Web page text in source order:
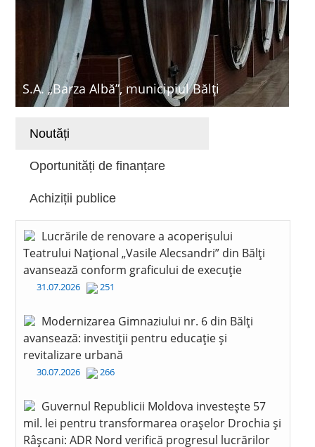
S.A. „Barza Albă”, municipiul Bălți
Noutăți
Oportunități de finanțare
Achiziții publice
Lucrările de renovare a acoperișului
Teatrului Național „Vasile Alecsandri” din Bălți
avansează conform graficului de execuție
31.07.2026 251
Modernizarea Gimnaziului nr. 6 din Bălți
avansează: investiții pentru educație și
revitalizare urbană
30.07.2026 266
Guvernul Republicii Moldova investește 57
mil. lei pentru transformarea orașelor Drochia și
Râșcani: ADR Nord verifică progresul lucrărilor